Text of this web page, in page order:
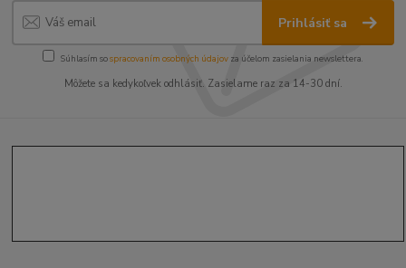
Prihlásiť sa
Súhlasím sospracovaním osobných údajov za účelom zasielania newslettera.
Môžete sa kedykoľvek odhlásiť. Zasielame raz za 14-30 dní.